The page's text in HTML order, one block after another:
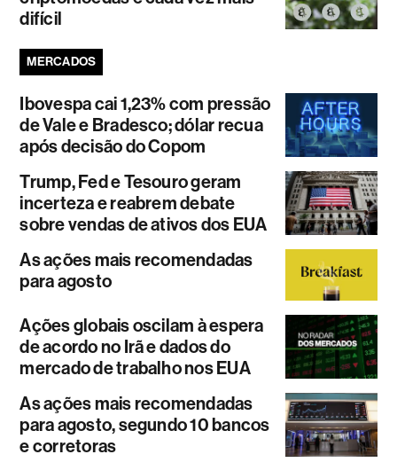
difícil
MERCADOS
Ibovespa cai 1,23% com pressão
de Vale e Bradesco; dólar recua
após decisão do Copom
Trump, Fed e Tesouro geram
incerteza e reabrem debate
sobre vendas de ativos dos EUA
As ações mais recomendadas
para agosto
Ações globais oscilam à espera
de acordo no Irã e dados do
mercado de trabalho nos EUA
As ações mais recomendadas
para agosto, segundo 10 bancos
e corretoras